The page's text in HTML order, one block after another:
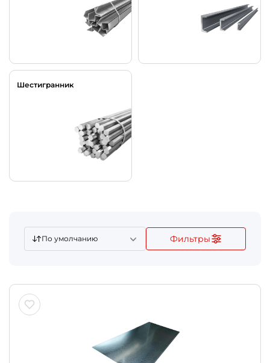
Шестигранник
По умолчанию Фильтры